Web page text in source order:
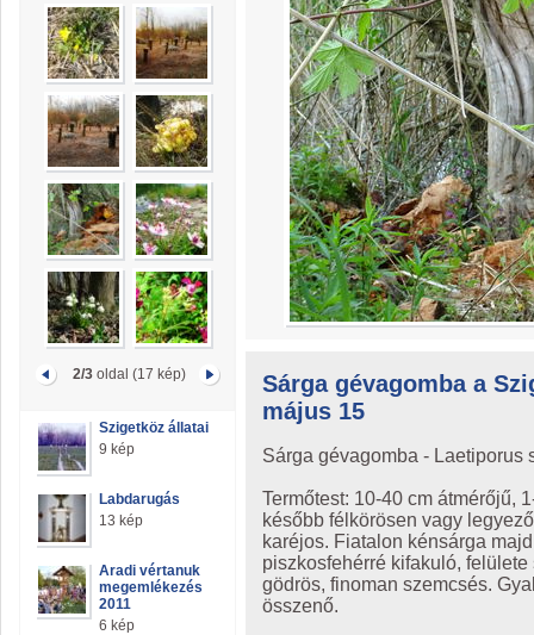
2/3oldal (17 kép)
Szigetköz állatai
9 kép
Labdarugás
13 kép
Aradi vértanuk
megemlékezés
2011
6 kép
Sárga gévagomba a
május 15
Sárga gévagomba - Laetiporus
Termőtest: 10-40 cm átmérőjű,
később félkörösen vagy
karéjos. Fiatalon kénsárga
piszkosfehérré kifakuló,
gödrös, finoman szemcsés.
összenő.